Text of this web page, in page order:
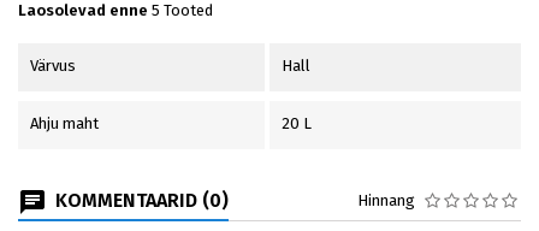
Laosolevad enne 5 Tooted
Värvus Hall
Ahju maht 20 L
KOMMENTAARID (0) Hinnang